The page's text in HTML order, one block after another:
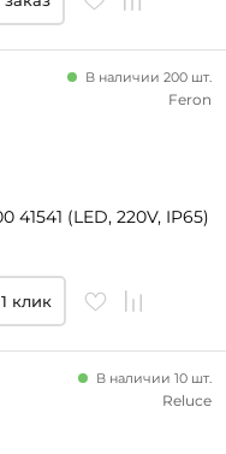
(LED, 220V, IP65)
В наличии 200 шт.
Feron
клик
В наличии 10 шт.
Reluce